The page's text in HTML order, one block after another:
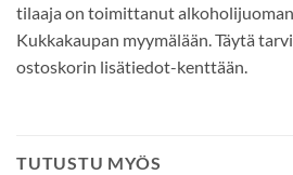
tilaaja on toimittanut
Kukkakaupan myymälään. Täytä
ostoskorin lisätiedot-kenttään.
TUTUSTU MYÖS